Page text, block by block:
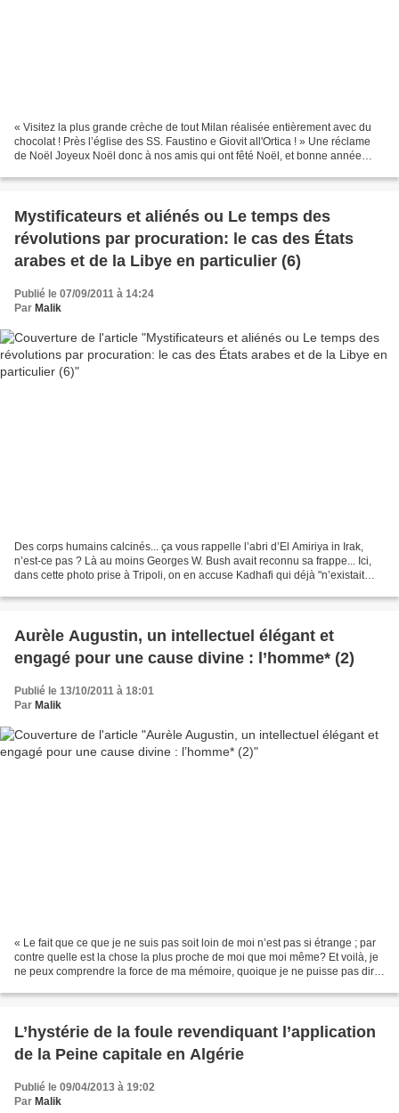
« Visitez la plus grande crèche de tout Milan réalisée entièrement avec du
chocolat ! Près l’église des SS. Faustino e Giovit all'Ortica ! » Une réclame
de Noël Joyeux Noël donc à nos amis qui ont fêté Noël, et bonne année
Mystificateurs et aliénés ou Le temps des
révolutions par procuration: le cas des États
arabes et de la Libye en particulier (6)
Publié le 07/09/2011 à 14:24
Par Malik
Des corps humains calcinés... ça vous rappelle l’abri d’El Amiriya in Irak,
n’est-ce pas ? Là au moins Georges W. Bush avait reconnu sa frappe... Ici,
dans cette photo prise à Tripoli, on en accuse Kadhafi qui déjà "n’existait
Aurèle Augustin, un intellectuel élégant et
engagé pour une cause divine : l’homme* (2)
Publié le 13/10/2011 à 18:01
Par Malik
« Le fait que ce que je ne suis pas soit loin de moi n’est pas si étrange ; par
contre quelle est la chose la plus proche de moi que moi même? Et voilà, je
ne peux comprendre la force de ma mémoire, quoique je ne puisse pas dire
L’hystérie de la foule revendiquant l’application
de la Peine capitale en Algérie
Publié le 09/04/2013 à 19:02
Par Malik